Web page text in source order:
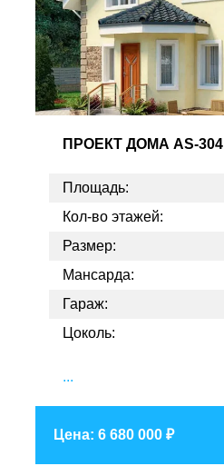
ПРОЕКТ ДОМА AS-304
Площадь:
Кол-во этажей:
Размер:
Мансарда:
Гараж:
Цоколь:
...
Цена: 6 680 000 ₽